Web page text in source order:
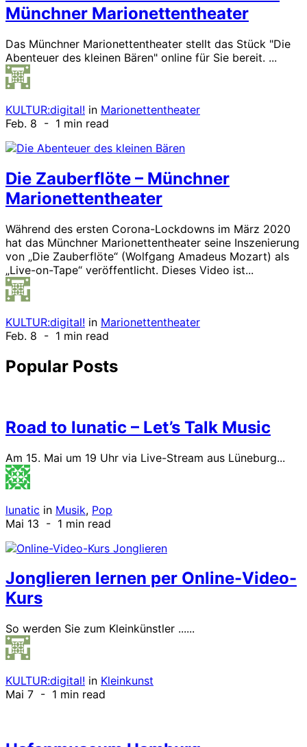
Münchner Marionettentheater
Das Münchner Marionettentheater stellt das Stück "Die
Abenteuer des kleinen Bären" online für Sie bereit. ...
KULTUR:digital! in Marionettentheater
Feb. 8 - 1 min read
Die Zauberflöte – Münchner
Marionettentheater
Während des ersten Corona-Lockdowns im März 2020
hat das Münchner Marionettentheater seine Inszenierung
von „Die Zauberflöte“ (Wolfgang Amadeus Mozart) als
„Live-on-Tape“ veröffentlicht. Dieses Video ist...
KULTUR:digital! in Marionettentheater
Feb. 8 - 1 min read
Popular Posts
Road to lunatic – Let’s Talk Music
Am 15. Mai um 19 Uhr via Live-Stream aus Lüneburg...
lunatic in Musik, Pop
Mai 13 - 1 min read
Jonglieren lernen per Online-Video-
Kurs
So werden Sie zum Kleinkünstler ......
KULTUR:digital! in Kleinkunst
Mai 7 - 1 min read